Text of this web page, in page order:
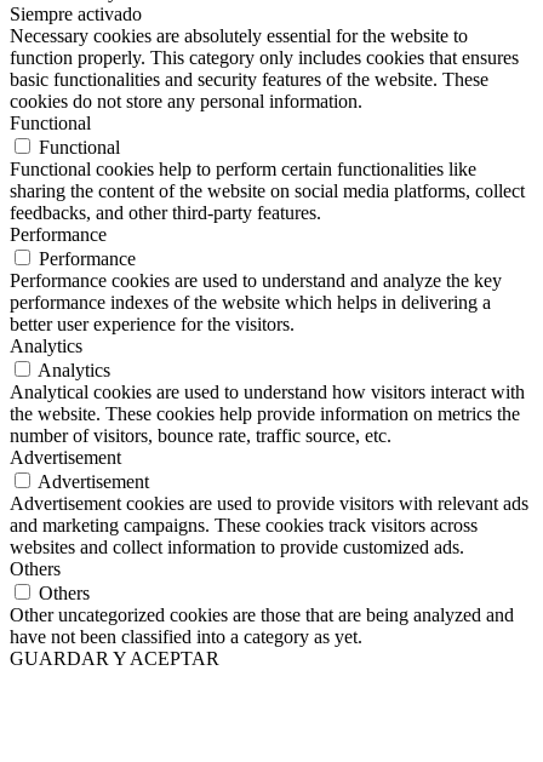
Siempre activado
Necessary cookies are absolutely essential for the website to
function properly. This category only includes cookies that ensures
basic functionalities and security features of the website. These
cookies do not store any personal information.
Functional
Functional
Functional cookies help to perform certain functionalities like
sharing the content of the website on social media platforms, collect
feedbacks, and other third-party features.
Performance
Performance
Performance cookies are used to understand and analyze the key
performance indexes of the website which helps in delivering a
better user experience for the visitors.
Analytics
Analytics
Analytical cookies are used to understand how visitors interact with
the website. These cookies help provide information on metrics the
number of visitors, bounce rate, traffic source, etc.
Advertisement
Advertisement
Advertisement cookies are used to provide visitors with relevant ads
and marketing campaigns. These cookies track visitors across
websites and collect information to provide customized ads.
Others
Others
Other uncategorized cookies are those that are being analyzed and
have not been classified into a category as yet.
GUARDAR Y ACEPTAR